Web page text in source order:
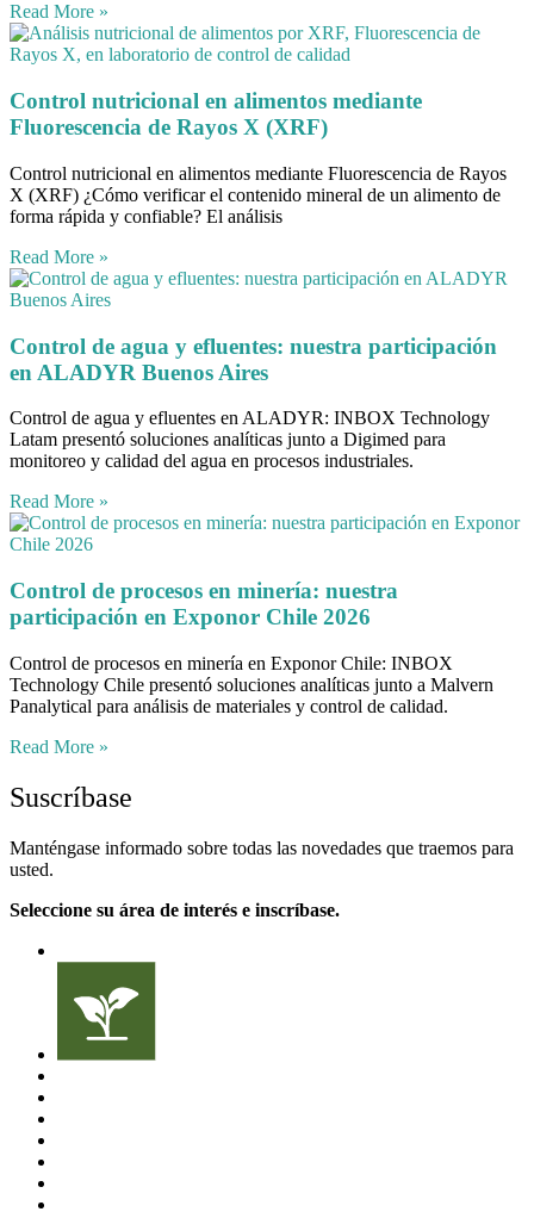
Read More »
Control nutricional en alimentos mediante
Fluorescencia de Rayos X (XRF)
Control nutricional en alimentos mediante Fluorescencia de Rayos
X (XRF) ¿Cómo verificar el contenido mineral de un alimento de
forma rápida y confiable? El análisis
Read More »
Control de agua y efluentes: nuestra participación
en ALADYR Buenos Aires
Control de agua y efluentes en ALADYR: INBOX Technology
Latam presentó soluciones analíticas junto a Digimed para
monitoreo y calidad del agua en procesos industriales.
Read More »
Control de procesos en minería: nuestra
participación en Exponor Chile 2026
Control de procesos en minería en Exponor Chile: INBOX
Technology Chile presentó soluciones analíticas junto a Malvern
Panalytical para análisis de materiales y control de calidad.
Read More »
Suscríbase
Manténgase informado sobre todas las novedades que traemos para
usted.
Seleccione su área de interés e inscríbase.